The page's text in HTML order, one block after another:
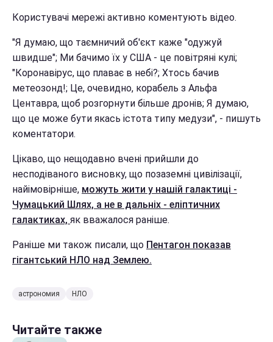
Користувачі мережі активно коментують відео.
"Я думаю, що таємничий об'єкт каже "одужуй
швидше"; Ми бачимо їх у США - це повітряні кулі;
"Коронавірус, що плаває в небі?; Хтось бачив
метеозонд!; Це, очевидно, корабель з Альфа
Центавра, щоб розгорнути більше дронів; Я думаю,
що це може бути якась істота типу медузи", - пишуть
коментатори.
Цікаво, що нещодавно вчені прийшли до
несподіваного висновку, що позаземні цивілізації,
найімовірніше, можуть жити у нашій галактиці -
Чумацький Шлях, а не в дальніх - еліптичних
галактиках, як вважалося раніше.
Раніше ми також писали, що Пентагон показав
гігантський НЛО над Землею.
астрономия НЛО
Читайте также